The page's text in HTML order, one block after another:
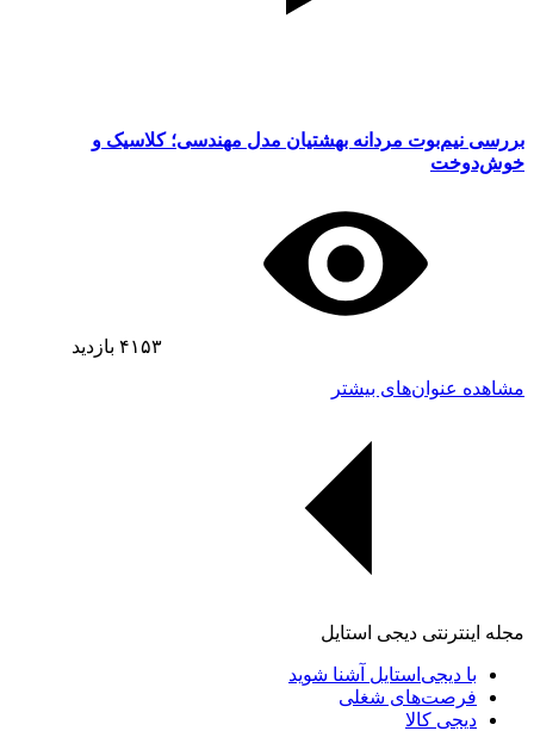
بررسی نیم‌بوت مردانه بهشتیان مدل مهندسی؛ کلاسیک و
خوش‌دوخت
۴۱۵۳ بازدید
مشاهده عنوان‌های بیشتر
مجله اینترنتی دیجی استایل
با دیجی‌استایل آشنا شوید
فرصت‌های شغلی
دیجی کالا